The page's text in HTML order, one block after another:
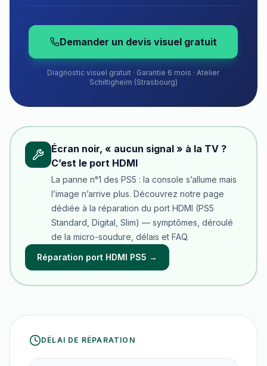
Demander un devis visuel gratuit
Diagnostic visuel gratuit · Garantie 6 mois · Atelier
Schiltigheim (Strasbourg)
Écran noir, « aucun signal » à la TV ?
C’est le port HDMI
La panne n°1 des PS5 : la console s’allume mais
l’image n’arrive plus. Découvrez notre page
dédiée à la réparation du port HDMI (PS5
Standard, Digital, Slim) — symptômes, déroulé
de la micro-soudure, délais et FAQ.
Réparation port HDMI PS5 →
DÉLAI DE RÉPARATION